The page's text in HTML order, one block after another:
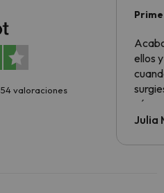
valoraciones
ellos
todo
Julia